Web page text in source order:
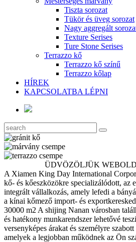
Tiszta sorozat
Tükör és üveg sorozat
Nagy aggregált
Texture Serises
Ture Stone Serises
Terrazzo kő
Terrazzo kő színű
Terrazzo kőlap
HÍREK
KAPCSOLATBA LÉPNI
ÜDVÖZÖLJÜK
A Xiamen King Day International
kő- és kőeszközökre specializálódott, az
integrált vállalkozás, amely lefedi a
a kínai kőmező import- és
30000 m2 A shijing Nanan városban
és hatékony munkarendszer lehetővé
versenyképes árakat és személyre
amelyek a legjobban működnek az Ön